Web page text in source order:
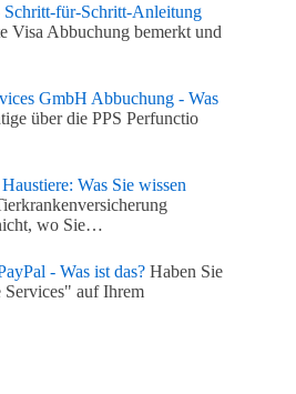
Schritt-für-Schritt-Anleitung
Visa Abbuchung bemerkt und
GmbH Abbuchung - Was
über die PPS Perfunctio
Was Sie wissen
wo Sie…
- Was ist das? Haben Sie
auf Ihrem